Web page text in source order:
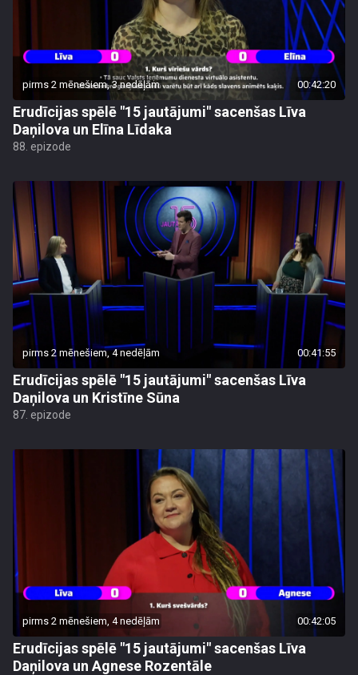
pirms 2 mēnešiem, 3 nedēļām 00:42:20
Erudīcijas spēlē "15 jautājumi" sacenšas Līva
Daņilova un Elīna Līdaka
88. epizode
pirms 2 mēnešiem, 4 nedēļām 00:41:55
Erudīcijas spēlē "15 jautājumi" sacenšas Līva
Daņilova un Kristīne Sūna
87. epizode
pirms 2 mēnešiem, 4 nedēļām 00:42:05
Erudīcijas spēlē "15 jautājumi" sacenšas Līva
Daņilova un Agnese Rozentāle